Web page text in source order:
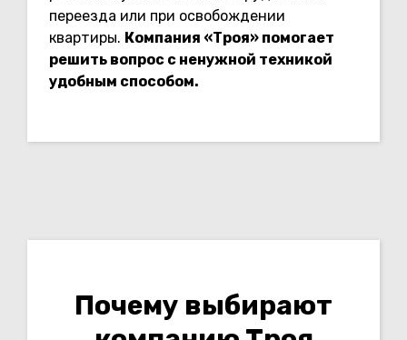
переезда или при освобождении
квартиры. Компания «Троя» помогает
решить вопрос с ненужной техникой
удобным способом.
Почему выбирают